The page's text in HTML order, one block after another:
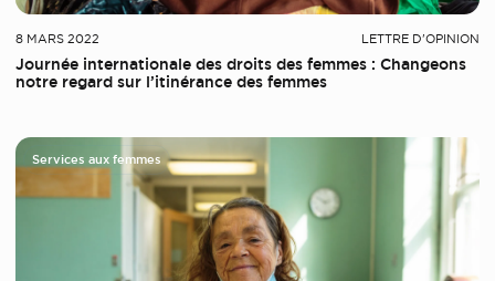
8 MARS 2022 LETTRE D'OPINION
Journée internationale des droits des femmes : Changeons
notre regard sur l’itinérance des femmes
Services aux femmes